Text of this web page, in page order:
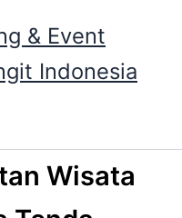
& Event
Indonesia
Wisata